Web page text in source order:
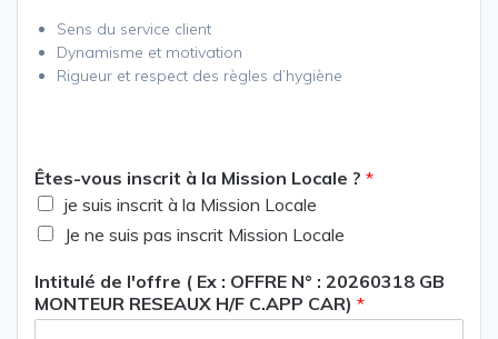
Sens du service client
Dynamisme et motivation
Rigueur et respect des règles d’hygiène
Êtes-vous inscrit à la Mission Locale ? *
je suis inscrit à la Mission Locale
Je ne suis pas inscrit Mission Locale
Intitulé de l'offre ( Ex : OFFRE N° : 20260318 GB
MONTEUR RESEAUX H/F C.APP CAR) *